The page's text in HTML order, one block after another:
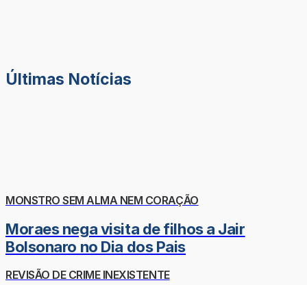
Últimas Notícias
MONSTRO SEM ALMA NEM CORAÇÃO
Moraes nega visita de filhos a Jair
Bolsonaro no Dia dos Pais
REVISÃO DE CRIME INEXISTENTE